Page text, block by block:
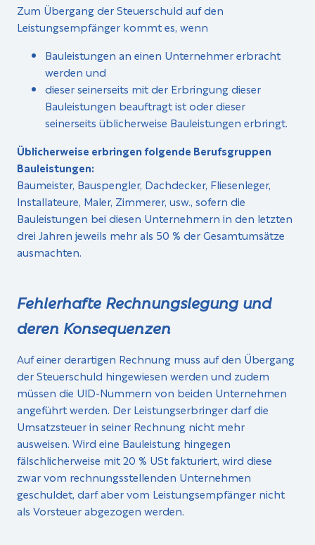
Zum Übergang der Steuerschuld auf den
Leistungsempfänger kommt es, wenn
Bauleistungen an einen Unternehmer erbracht
werden und
dieser seinerseits mit der Erbringung dieser
Bauleistungen beauftragt ist oder dieser
seinerseits üblicherweise Bauleistungen erbringt.
Üblicherweise erbringen folgende Berufsgruppen
Bauleistungen:
Baumeister, Bauspengler, Dachdecker, Fliesenleger,
Installateure, Maler, Zimmerer, usw., sofern die
Bauleistungen bei diesen Unternehmern in den letzten
drei Jahren jeweils mehr als 50 % der Gesamtumsätze
ausmachten.
Fehlerhafte Rechnungslegung und
deren Konsequenzen
Auf einer derartigen Rechnung muss auf den Übergang
der Steuerschuld hingewiesen werden und zudem
müssen die UID-Nummern von beiden Unternehmen
angeführt werden. Der Leistungserbringer darf die
Umsatzsteuer in seiner Rechnung nicht mehr
ausweisen. Wird eine Bauleistung hingegen
fälschlicherweise mit 20 % USt fakturiert, wird diese
zwar vom rechnungsstellenden Unternehmen
geschuldet, darf aber vom Leistungsempfänger nicht
als Vorsteuer abgezogen werden.